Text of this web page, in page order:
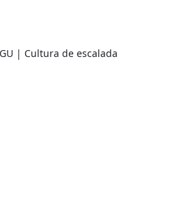
| Cultura de escalada